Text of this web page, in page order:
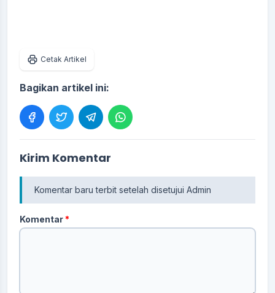
Cetak Artikel
Bagikan artikel ini:
Kirim Komentar
Komentar baru terbit setelah disetujui Admin
Komentar*